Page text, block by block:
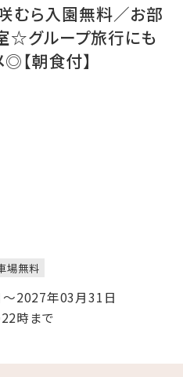
むら入園無料／お部
☆グループ旅行にも
【朝食付】
場無料
2027年03月31日
時まで